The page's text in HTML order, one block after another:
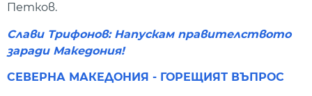
Петков.
Слави Трифонов: Напускам правителството
заради Македония!
СЕВЕРНА МАКЕДОНИЯ - ГОРЕЩИЯТ ВЪПРОС